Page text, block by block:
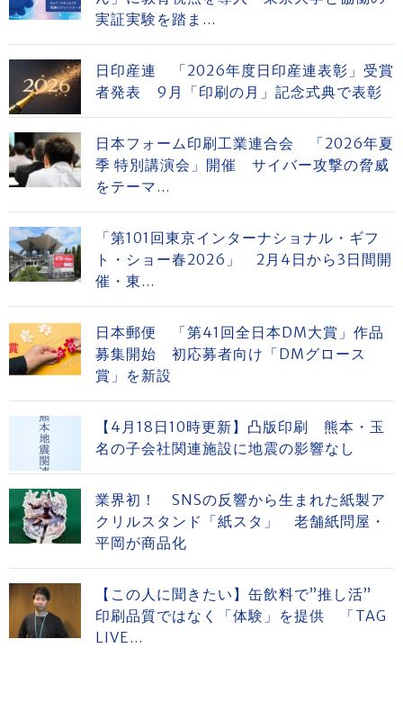
実証実験を踏ま...
日印産連 「2026年度日印産連表彰」受賞
者発表 9月「印刷の月」記念式典で表彰
日本フォーム印刷工業連合会 「2026年夏
季 特別講演会」開催 サイバー攻撃の脅威
をテーマ...
「第101回東京インターナショナル・ギフ
ト・ショー春2026」 2月4日から3日間開
催・東...
日本郵便 「第41回全日本DM大賞」作品
募集開始 初応募者向け「DMグロース
賞」を新設
【4月18日10時更新】凸版印刷 熊本・玉
名の子会社関連施設に地震の影響なし
業界初！ SNSの反響から生まれた紙製ア
クリルスタンド「紙スタ」 老舗紙問屋・
平岡が商品化
【この人に聞きたい】缶飲料で”推し活”
印刷品質ではなく「体験」を提供 「TAG
LIVE...